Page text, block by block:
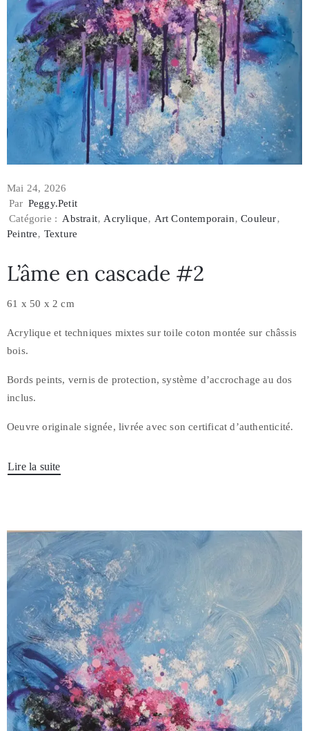
Mai 24, 2026
Par Peggy.petit
Catégorie : Abstrait‚Acrylique‚ Art Contemporain‚Couleur‚
Peintre‚ Texture
L’âme en cascade #2
61 x 50 x 2 cm
Acrylique et techniques mixtes sur toile coton montée sur châssis
bois.
Bords peints, vernis de protection, système d’accrochage au dos
inclus.
Oeuvre originale signée, livrée avec son certificat d’authenticité.
Lire la suite